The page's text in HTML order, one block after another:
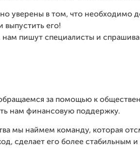
уверены в том, что необходимо
выпустить его!
нам пишут специалисты и
за помощью к
нам финансовую поддержку.
мы наймем команду, которая
сделает его более стабильным и